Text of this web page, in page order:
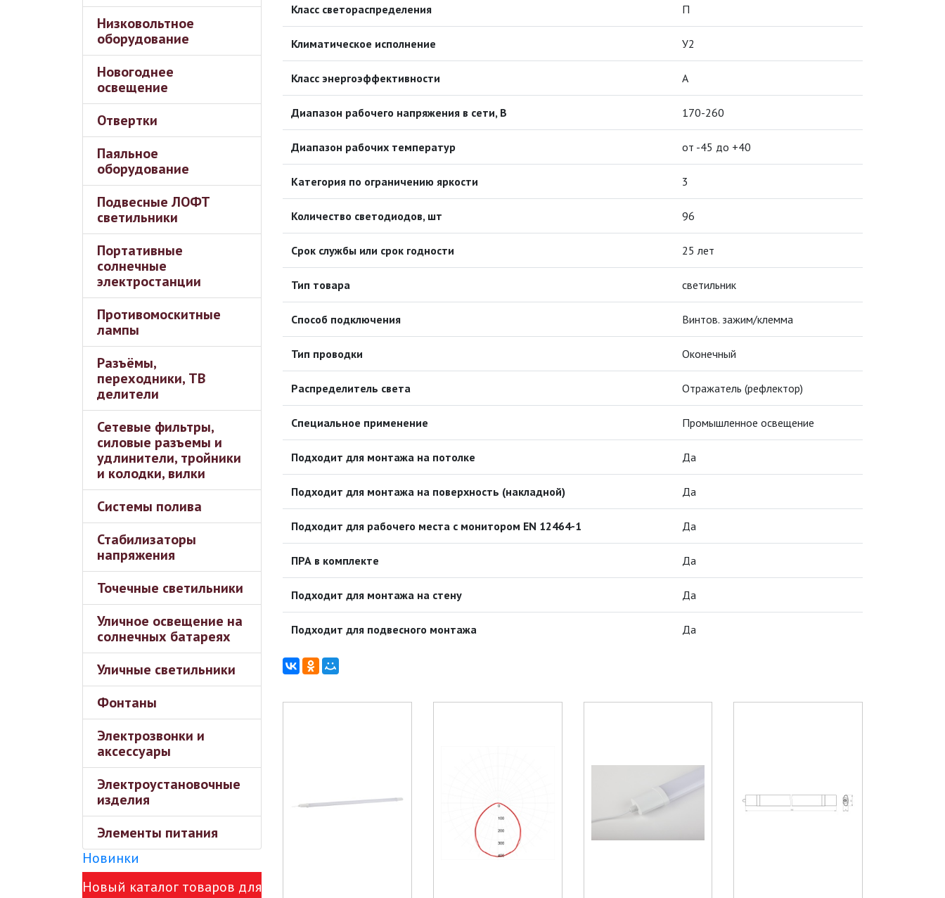
Низковольтное
оборудование
Новогоднее
освещение
Отвертки
Паяльное
оборудование
Подвесные ЛОФТ
светильники
Портативные
солнечные
электростанции
Противомоскитные
лампы
Разъёмы,
переходники, ТВ
делители
Сетевые фильтры,
силовые разъемы и
удлинители, тройники
и колодки, вилки
Системы полива
Стабилизаторы
напряжения
Точечные светильники
Уличное освещение на
солнечных батареях
Уличные светильники
Фонтаны
Электрозвонки и
аксессуары
Электроустановочные
изделия
Элементы питания
Новинки
Новый каталог товаров для
Класс светораспределения П
Климатическое исполнение У2
Класс энергоэффективности А
Диапазон рабочего напряжения в сети, В 170-260
Диапазон рабочих температур от -45 до +40
Категория по ограничению яркости 3
Количество светодиодов, шт 96
Срок службы или срок годности 25 лет
Тип товара светильник
Способ подключения Винтов. зажим/клемма
Тип проводки Оконечный
Распределитель света Отражатель (рефлектор)
Специальное применение Промышленное освещение
Подходит для монтажа на потолке Да
Подходит для монтажа на поверхность (накладной) Да
Подходит для рабочего места с монитором EN 12464-1 Да
ПРА в комплекте Да
Подходит для монтажа на стену Да
Подходит для подвесного монтажа Да